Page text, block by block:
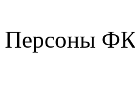
Персоны ФК